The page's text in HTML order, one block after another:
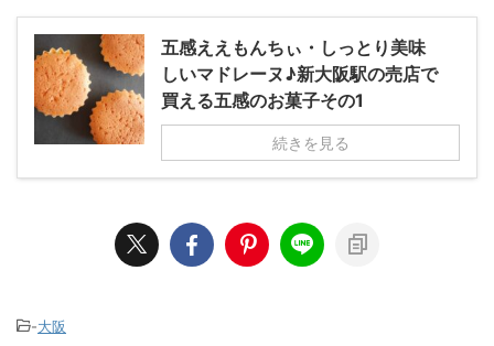
五感ええもんちぃ・しっとり美味
しいマドレーヌ♪新大阪駅の売店で
買える五感のお菓子その1
続きを見る
-大阪